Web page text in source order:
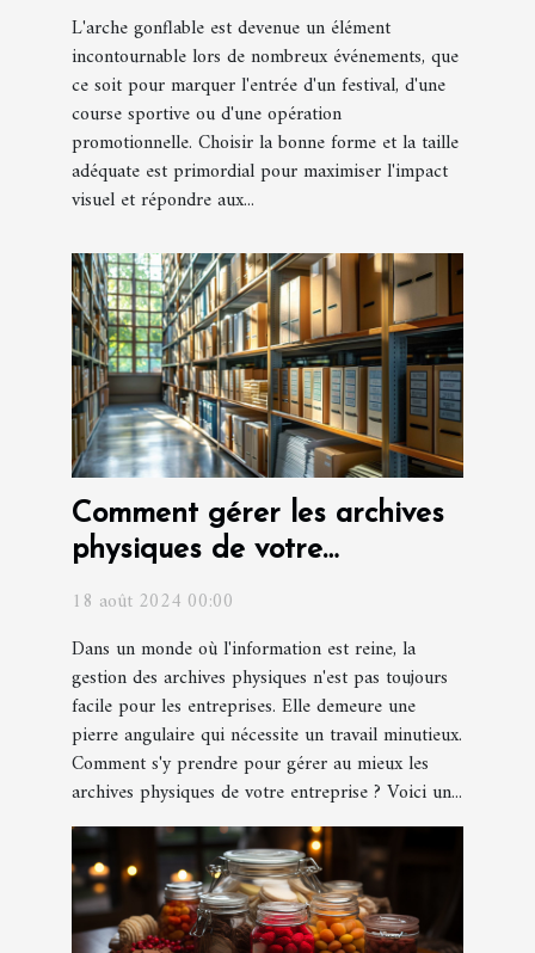
L'arche gonflable est devenue un élément
incontournable lors de nombreux événements, que
ce soit pour marquer l'entrée d'un festival, d'une
course sportive ou d'une opération
promotionnelle. Choisir la bonne forme et la taille
adéquate est primordial pour maximiser l'impact
visuel et répondre aux...
Comment gérer les archives
physiques de votre
18 août 2024 00:00
Dans un monde où l'information est reine, la
gestion des archives physiques n'est pas toujours
facile pour les entreprises. Elle demeure une
pierre angulaire qui nécessite un travail minutieux.
Comment s'y prendre pour gérer au mieux les
archives physiques de votre entreprise ? Voici un...